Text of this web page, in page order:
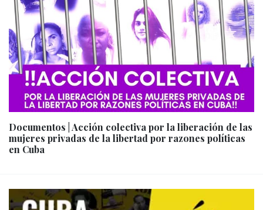
Documentos | Acción colectiva por la liberación de las
mujeres privadas de la libertad por razones políticas
en Cuba